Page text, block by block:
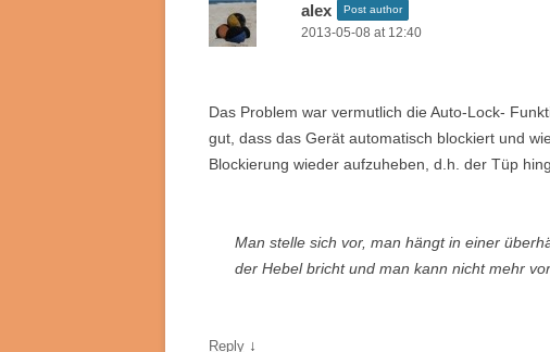
alex Post author
2013-05-08 at 12:40
Das Problem war vermutlich die Auto-Lock-
gut, dass das Gerät automatisch blockiert und
Blockierung wieder aufzuheben, d.h. der Tüp
Man stelle sich vor, man hängt in einer
der Hebel bricht und man kann nicht mehr
Reply ↓